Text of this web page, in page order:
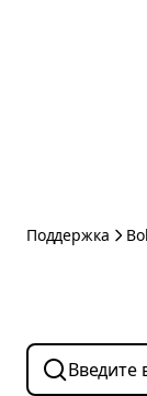
Поддержка